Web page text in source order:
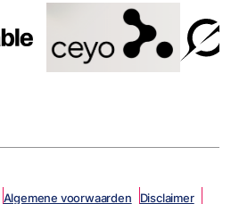
Algemene voorwaarden Disclaimer